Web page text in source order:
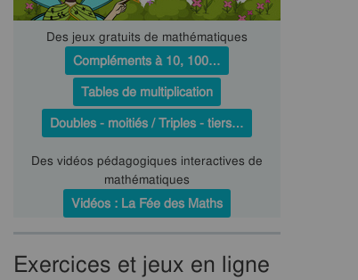
Des jeux gratuits de mathématiques
Compléments à 10, 100…
Tables de multiplication
Doubles - moitiés / Triples - tiers…
Des vidéos pédagogiques interactives de
mathématiques
Vidéos : La Fée des Maths
Exercices et jeux en ligne